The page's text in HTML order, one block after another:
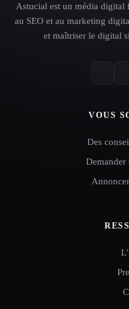
Astucial est un média digital
au SEO et au marketing
et maîtriser le digital
VOUS
Des
Demander